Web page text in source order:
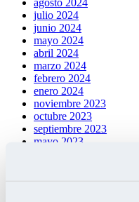
julio 2024
junio 2024
mayo 2024
abril 2024
marzo 2024
febrero 2024
enero 2024
noviembre 2023
octubre 2023
septiembre 2023
mayo 2023